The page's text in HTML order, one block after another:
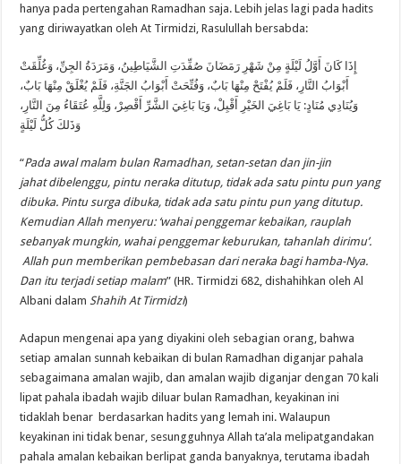
hanya pada pertengahan Ramadhan saja. Lebih jelas lagi pada hadits
yang diriwayatkan oleh At Tirmidzi, Rasulullah bersabda:
إِذَا كَانَ أَوَّلُ لَيْلَةٍ مِنْ شَهْرِ رَمَضَانَ صُفِّدَتِ الشَّيَاطِينُ، وَمَرَدَةُ الجِنِّ، وَغُلِّقَتْ
أَبْوَابُ النَّارِ، فَلَمْ يُفْتَحْ مِنْهَا بَابٌ، وَفُتِّحَتْ أَبْوَابُ الجَنَّةِ، فَلَمْ يُغْلَقْ مِنْهَا بَابٌ،
وَيُنَادِي مُنَادٍ: يَا بَاغِيَ الخَيْرِ أَقْبِلْ، وَيَا بَاغِيَ الشَّرِّ أَقْصِرْ، وَلِلَّهِ عُتَقَاءُ مِنَ النَّارِ،
وَذَلكَ كُلُّ لَيْلَةٍ
“Pada awal malam bulan Ramadhan, setan-setan dan jin-jin
jahat dibelenggu, pintu neraka ditutup, tidak ada satu pintu pun yang
dibuka. Pintu surga dibuka, tidak ada satu pintu pun yang ditutup.
Kemudian Allah menyeru: ‘wahai penggemar kebaikan, rauplah
sebanyak mungkin, wahai penggemar keburukan, tahanlah dirimu’.
Allah pun memberikan pembebasan dari neraka bagi hamba-Nya.
Dan itu terjadi setiap malam” (HR. Tirmidzi 682, dishahihkan oleh Al
Albani dalam Shahih At Tirmidzi)
Adapun mengenai apa yang diyakini oleh sebagian orang, bahwa
setiap amalan sunnah kebaikan di bulan Ramadhan diganjar pahala
sebagaimana amalan wajib, dan amalan wajib diganjar dengan 70 kali
lipat pahala ibadah wajib diluar bulan Ramadhan, keyakinan ini
tidaklah benar berdasarkan hadits yang lemah ini. Walaupun
keyakinan ini tidak benar, sesungguhnya Allah ta’ala melipatgandakan
pahala amalan kebaikan berlipat ganda banyaknya, terutama ibadah